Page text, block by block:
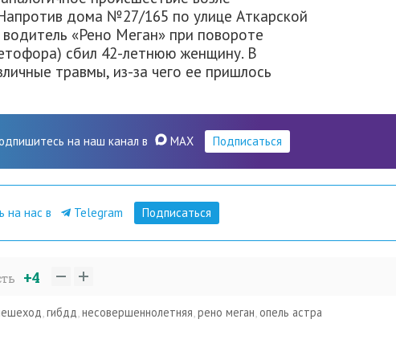
дома №27/165 по улице Аткарской
«Рено Меган» при повороте
сбил 42-летнюю женщину. В
травмы, из-за чего ее пришлось
на наш канал в MAX Подписаться
на нас в Telegram Подписаться
+4
,гибдд,несовершеннолетняя,рено меган, опель астра